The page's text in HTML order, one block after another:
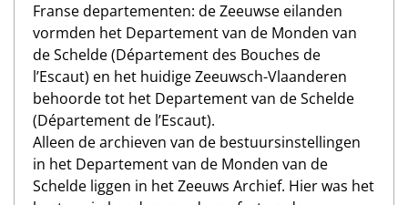
Franse departementen: de Zeeuwse eilanden
vormden het Departement van de Monden van
de Schelde (Département des Bouches de
l’Escaut) en het huidige Zeeuwsch-Vlaanderen
behoorde tot het Departement van de Schelde
(Département de l’Escaut).
Alleen de archieven van de bestuursinstellingen
in het Departement van de Monden van de
Schelde liggen in het Zeeuws Archief. Hier was het